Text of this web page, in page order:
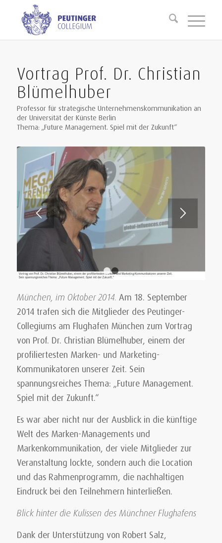
Vortrag Prof. Dr. Christian
Blümelhuber
Professor für strategische Unternehmenskommunikation an
der Universität der Künste Berlin
Thema: „Future Management. Spiel mit der Zukunft“
1 2
München, im Oktober 2014. Am 18. September
2014 trafen sich die Mitglieder des Peutinger-
Collegiums am Flughafen München zum Vortrag
von Prof. Dr. Christian Blümelhuber, einem der
profiliertesten Marken- und Marketing-
Kommunikatoren unserer Zeit. Sein
spannungsreiches Thema: „Future Management.
Spiel mit der Zukunft.“
Es war aber nicht nur der Ausblick in die künftige
Welt des Marken-Managements und
Markenkommunikation, der viele Mitglieder zur
Veranstaltung lockte, sondern auch die Location
und das Rahmenprogramm, die nachhaltigen
Eindruck bei den Teilnehmern hinterließen.
Blick hinter die Kulissen des Münchner Flughafens
Dank der Unterstützung von Robert Salz,